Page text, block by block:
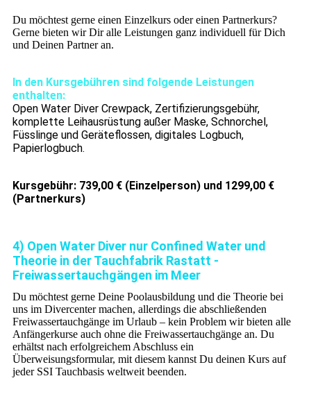
Du möchtest gerne einen Einzelkurs oder einen Partnerkurs?
Gerne bieten wir Dir alle Leistungen ganz individuell für Dich
und Deinen Partner an.
In den Kursgebühren sind folgende Leistungen
enthalten:
Open Water Diver Crewpack, Zertifizierungsgebühr,
komplette Leihausrüstung außer Maske, Schnorchel,
Füsslinge und Geräteflossen, digitales Logbuch,
Papierlogbuch.
Kursgebühr: 739,00 € (Einzelperson) und 1299,00 €
(Partnerkurs)
4) Open Water Diver nur Confined Water und
Theorie in der Tauchfabrik Rastatt -
Freiwassertauchgängen im Meer
Du möchtest gerne Deine Poolausbildung und die Theorie bei
uns im Divercenter machen, allerdings die abschließenden
Freiwassertauchgänge im Urlaub – kein Problem wir bieten alle
Anfängerkurse auch ohne die Freiwassertauchgänge an. Du
erhältst nach erfolgreichem Abschluss ein
Überweisungsformular, mit diesem kannst Du deinen Kurs auf
jeder SSI Tauchbasis weltweit beenden.